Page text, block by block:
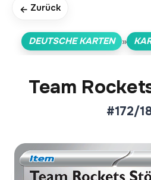
← Zurück
DEUTSCHE KARTEN »
Team
#172/